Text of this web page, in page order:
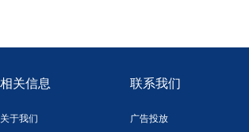
相关信息
关于我们
联系我们
广告投放